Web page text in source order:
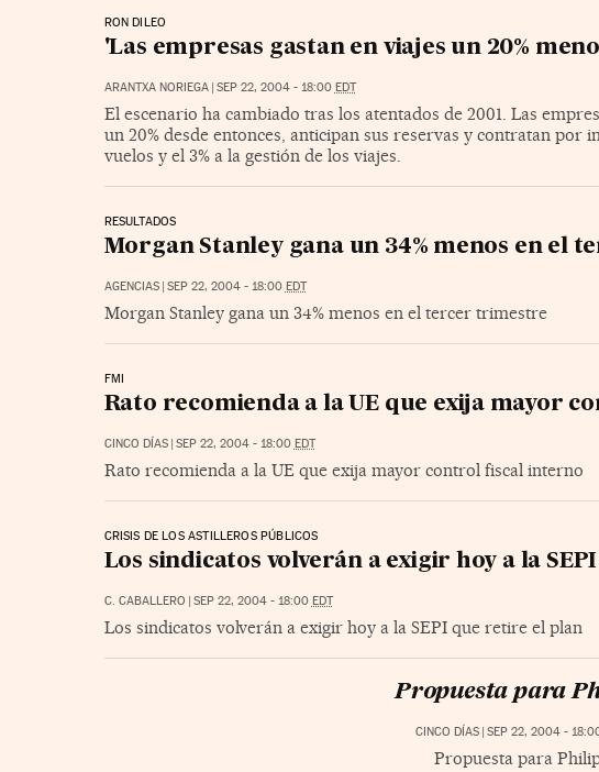
RON DILEO
'Las empresas gastan en viajes un 20%
ARANTXA NORIEGA | SEP 22, 2004 - 18:00 EDT
El escenario ha cambiado tras los atentados de 2001. Las
un 20% desde entonces, anticipan sus reservas y contratan por
vuelos y el 3% a la gestión de los viajes.
RESULTADOS
Morgan Stanley gana un 34% menos en el
AGENCIAS | SEP 22, 2004 - 18:00 EDT
Morgan Stanley gana un 34% menos en el tercer trimestre
FMI
Rato recomienda a la UE que exija mayor
CINCO DÍAS | SEP 22, 2004 - 18:00 EDT
Rato recomienda a la UE que exija mayor control fiscal interno
CRISIS DE LOS ASTILLEROS PÚBLICOS
Los sindicatos volverán a exigir hoy a la
C. CABALLERO | SEP 22, 2004 - 18:00 EDT
Los sindicatos volverán a exigir hoy a la SEPI que retire el plan
Propuesta para
CINCO DÍAS | SEP 22, 2004 -
Propuesta para